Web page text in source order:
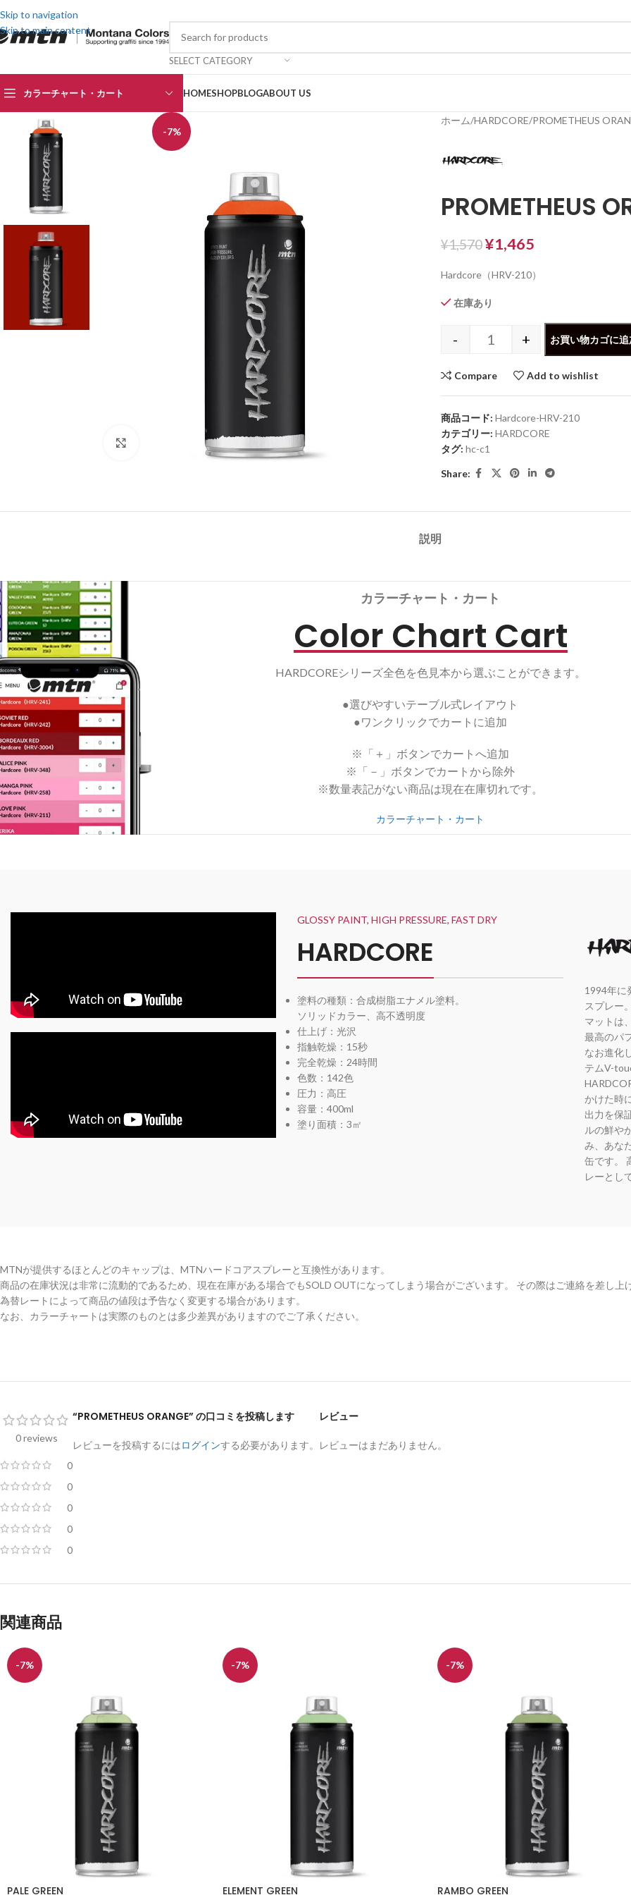
Skip to navigation
Skip to main content
SELECT CATEGORY
カラーチャート・カート HOMESHOPBLOGABOUT US
-7%
Click to enlarge
ホーム HARDCORE PROMETHEUS
PROMETHEUS
¥1,570¥1,465
Hardcore（HRV-210）
在庫あり
- + お買い物カゴに追
Compare Add to wishlist
商品コード: Hardcore-HRV-210
カテゴリー: HARDCORE
タグ: hc-c1
Share:
説明
カラーチャート・カート
Color Chart Cart
HARDCOREシリーズ全色を色見本から選ぶことができます。
●選びやすいテーブル式レイアウト
●ワンクリックでカートに追加
※「＋」ボタンでカートへ追加
※「－」ボタンでカートから除外
※数量表記がない商品は現在在庫切れです。
カラーチャート・カート
GLOSSY PAINT, HIGH PRESSURE, FAST DRY
HARDCORE
塗料の種類：合成樹脂エナメル塗料。
ソリッドカラー、高不透明度
仕上げ：光沢
指触乾燥：15秒
完全乾燥：24時間
色数：142色
圧力：高圧
容量：400ml
塗り面積：3㎡
1994年に
スプレー
マットは
最高のパ
なお進化
テムV-
かけた時
出力を保
ルの鮮や
み、あな
缶です。
レーとし
MTNが提供するほとんどのキャップは、MTNハードコアスプレーと互換性があります。
商品の在庫状況は非常に流動的であるため、現在在庫がある場合でもSOLD OUTになってしまう場合がございます。 その際はご連絡を差し上
為替レートによって商品の値段は予告なく変更する場合があります。
なお、カラーチャートは実際のものとは多少差異がありますのでご了承ください。
0 reviews
0
0
0
0
0
レビュー
レビューはまだありません。
“PROMETHEUS ORANGE” の口コミを投稿します
レビューを投稿するにはログインする必要があります。
関連商品
-7%
PALE GREEN
-7%
ELEMENT GREEN
-7%
RAMBO GREEN